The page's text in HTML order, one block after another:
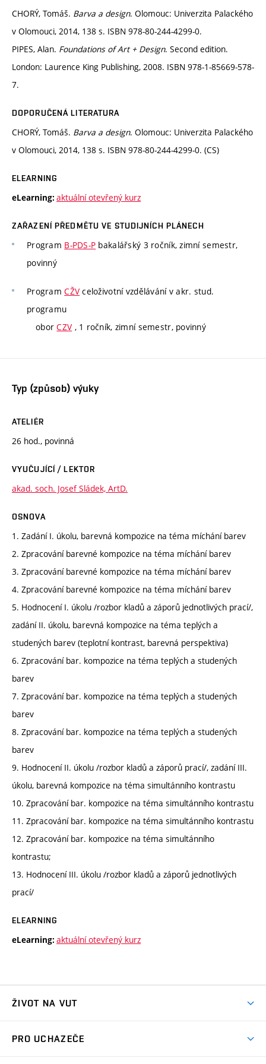
CHORÝ, Tomáš. Barva a design. Olomouc: Univerzita Palackého
v Olomouci, 2014, 138 s. ISBN 978-80-244-4299-0.
PIPES, Alan. Foundations of Art + Design. Second edition.
London: Laurence King Publishing, 2008. ISBN 978-1-85669-578-
7.
DOPORUČENÁ LITERATURA
CHORÝ, Tomáš. Barva a design. Olomouc: Univerzita Palackého
v Olomouci, 2014, 138 s. ISBN 978-80-244-4299-0. (CS)
ELEARNING
eLearning: aktuální otevřený kurz
ZAŘAZENÍ PŘEDMĚTU VE STUDIJNÍCH PLÁNECH
Program B-PDS-P bakalářský 3 ročník, zimní semestr,
povinný
ProgramCŽV celoživotní vzdělávání v akr. stud.
programu
oborCZV , 1 ročník, zimní semestr, povinný
Typ (způsob) výuky
ATELIÉR
26 hod., povinná
VYUČUJÍCÍ / LEKTOR
akad. soch. Josef Sládek, ArtD.
OSNOVA
1. Zadání I. úkolu, barevná kompozice na téma míchání barev
2. Zpracování barevné kompozice na téma míchání barev
3. Zpracování barevné kompozice na téma míchání barev
4. Zpracování barevné kompozice na téma míchání barev
5. Hodnocení I. úkolu /rozbor kladů a záporů jednotlivých prací/,
zadání II. úkolu, barevná kompozice na téma teplých a
studených barev (teplotní kontrast, barevná perspektiva)
6. Zpracování bar. kompozice na téma teplých a studených
barev
7. Zpracování bar. kompozice na téma teplých a studených
barev
8. Zpracování bar. kompozice na téma teplých a studených
barev
9. Hodnocení II. úkolu /rozbor kladů a záporů prací/, zadání III.
úkolu, barevná kompozice na téma simultánního kontrastu
10. Zpracování bar. kompozice na téma simultánního kontrastu
11. Zpracování bar. kompozice na téma simultánního kontrastu
12. Zpracování bar. kompozice na téma simultánního
kontrastu;
13. Hodnocení III. úkolu /rozbor kladů a záporů jednotlivých
prací/
ELEARNING
eLearning: aktuální otevřený kurz
ŽIVOT NA VUT
PRO UCHAZEČE